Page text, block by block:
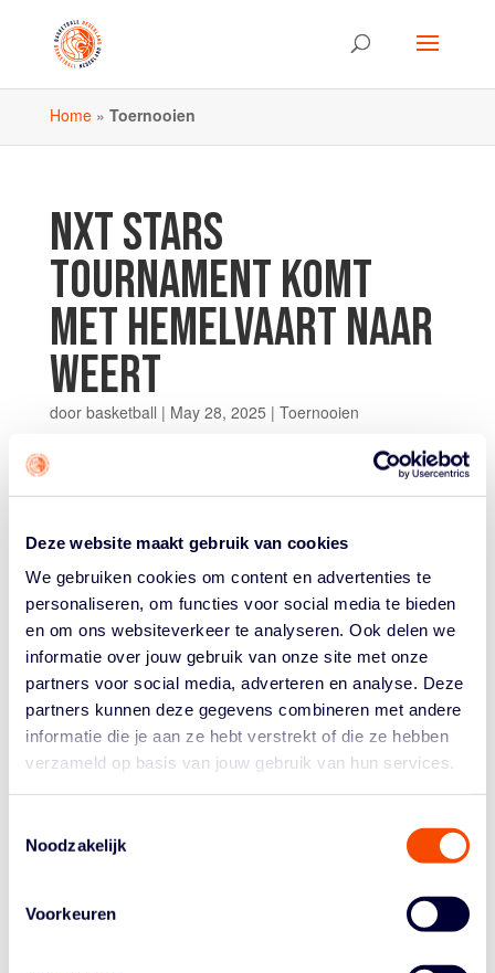
Deze website maakt gebruik van cookies
We gebruiken cookies om content en advertenties te
personaliseren, om functies voor social media te bieden
en om ons websiteverkeer te analyseren. Ook delen we
informatie over jouw gebruik van onze site met onze
partners voor social media, adverteren en analyse. Deze
partners kunnen deze gegevens combineren met andere
informatie die je aan ze hebt verstrekt of die ze hebben
verzameld op basis van jouw gebruik van hun services.
Noodzakelijk
Voorkeuren
Home» Toernooien
NXT STARS
TOURNAMENT KOMT
MET HEMELVAART NAAR
WEERT
door basketball | May 28, 2025 | Toernooien
Zeven landen. 36 Teams. Zo’n 400 sporters. Die komen
allemaal naar Weert, waar vanaf morgen (donderdag 29
jeugdteams plaatsvindt. Prismaworx Basketbal
eerst. In vier...
Historie
Bestuur En Commissies
Reglementen